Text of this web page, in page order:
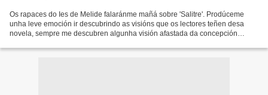
Os rapaces do Ies de Melide falaránme mañá sobre 'Salitre'. Prodúceme
unha leve emoción ir descubrindo as visións que os lectores teñen desa
novela, sempre me descubren algunha visión afastada da concepción